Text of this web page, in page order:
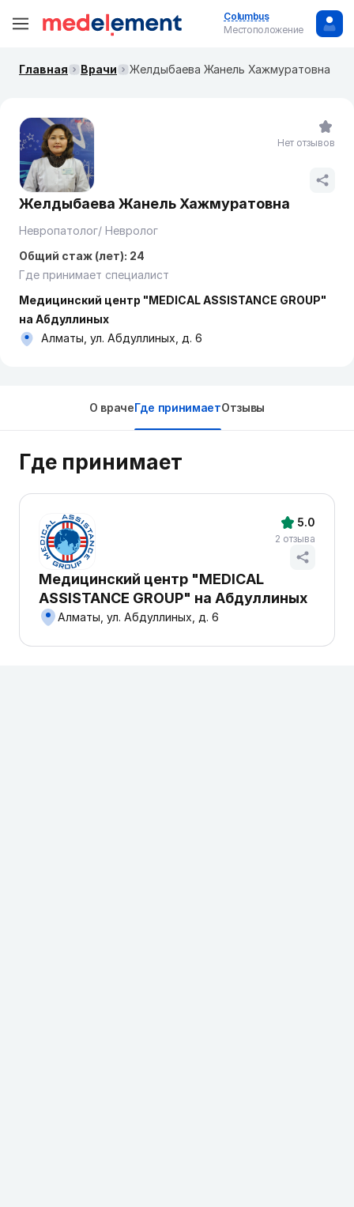
Columbus
Местоположение
Главная Врачи Желдыбаева Жанель Хажмуратовна
Желдыбаева Жанель Хажмуратовна
Невропатолог/ Невролог
Общий стаж (лет): 24
Где принимает специалист
Медицинский центр "MEDICAL ASSISTANCE GROUP"
на Абдуллиных
Алматы, ул. Абдуллиных, д. 6
Нет отзывов
О врачеГде принимаетОтзывы
Где принимает
Медицинский центр "MEDICAL
ASSISTANCE GROUP" на Абдуллиных
Алматы, ул. Абдуллиных, д. 6
5.0
2 отзыва